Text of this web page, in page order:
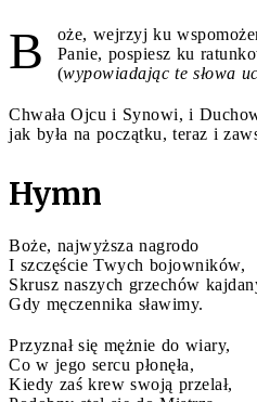
B
oże, wejrzyj ku
Panie, pospiesz ku
(wypowiadając te słowa
Chwała Ojcu i Synowi, i
jak była na początku, teraz i
Hymn
Boże, najwyższa nagrodo
I szczęście Twych bojowników,
Skrusz naszych grzechów
Gdy męczennika sławimy.
Przyznał się mężnie do wiary,
Co w jego sercu płonęła,
Kiedy zaś krew swoją przelał,